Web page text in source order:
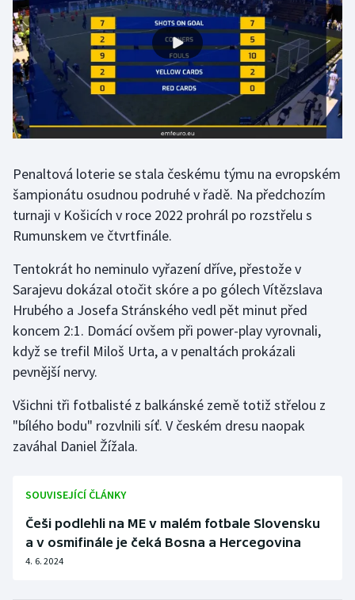
Golf
Gymnastika
Házená
Jezdectví
Judo
Krasobruslení
Lyže a snowboard
Moderní pětiboj
Motorsport
Olympijské hry
Parasport
Plážový volejbal
Ragby
Penaltová loterie se stala českému týmu na evropském
šampionátu osudnou podruhé v řadě. Na předchozím
turnaji v Košicích v roce 2022 prohrál po rozstřelu s
Rumunskem ve čtvrtfinále.
Tentokrát ho neminulo vyřazení dříve, přestože v
Sarajevu dokázal otočit skóre a po gólech Vítězslava
Hrubého a Josefa Stránského vedl pět minut před
koncem 2:1. Domácí ovšem při power-play vyrovnali,
když se trefil Miloš Urta, a v penaltách prokázali
pevnější nervy.
Všichni tři fotbalisté z balkánské země totiž střelou z
"bílého bodu" rozvlnili síť. V českém dresu naopak
zaváhal Daniel Žížala.
SOUVISEJÍCÍ ČLÁNKY
Češi podlehli na ME v malém fotbale Slovensku
a v osmifinále je čeká Bosna a Hercegovina
4. 6. 2024